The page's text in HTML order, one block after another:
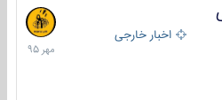
اخبار خارجی
27
مهر
1395